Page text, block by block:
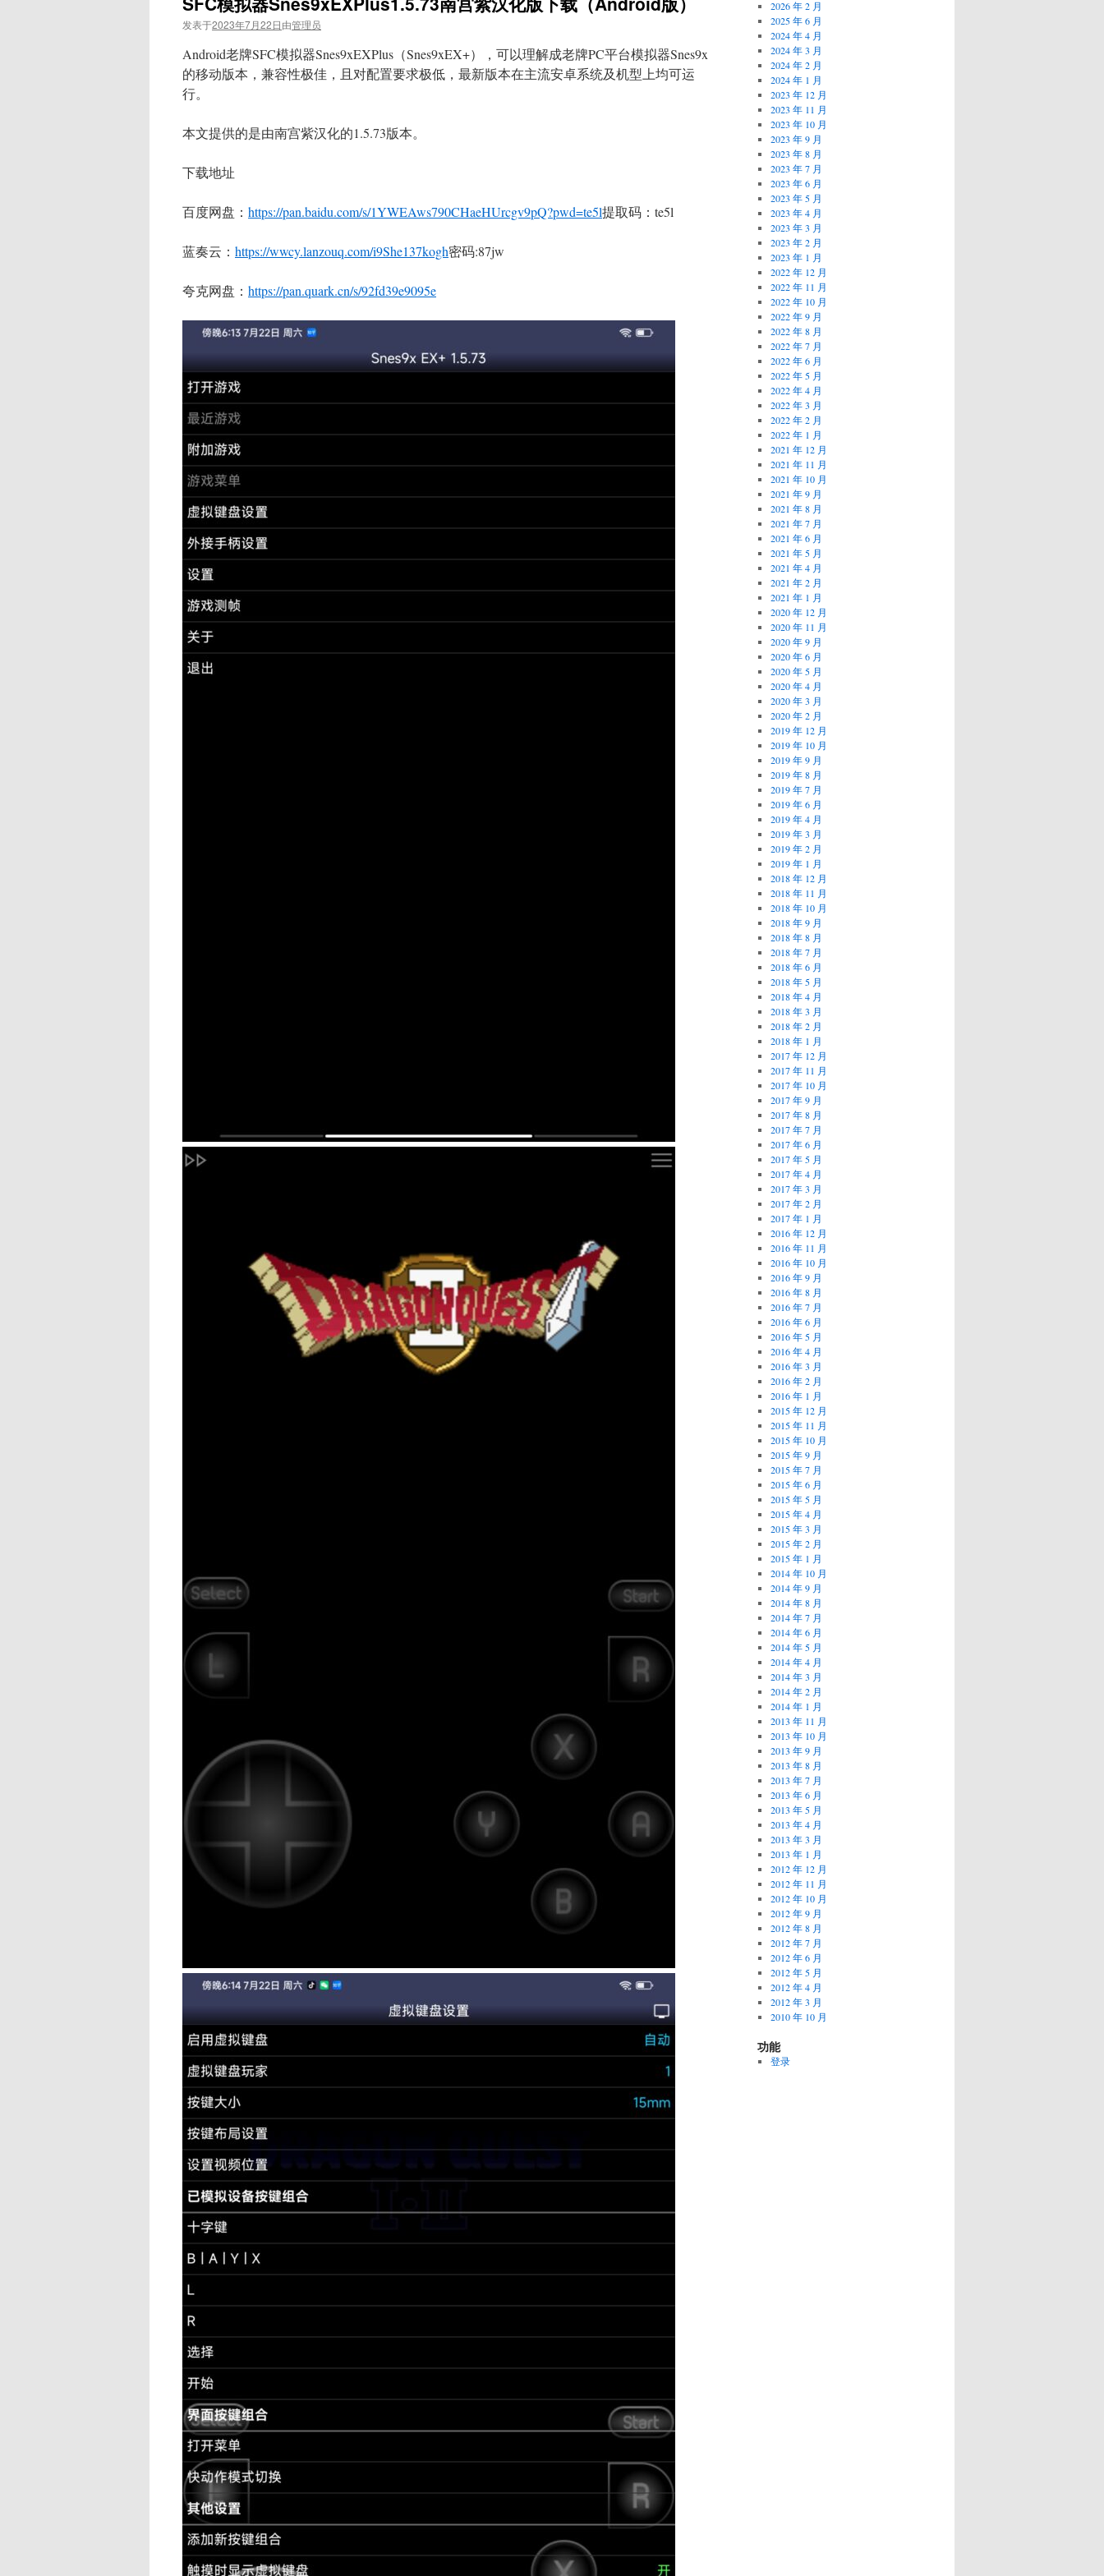
发表于2023年7月22日由管理员
Android老牌SFC模拟器Snes9xEXPlus（Snes9xEX+），可以理解成老牌PC平台模拟器Snes9x
的移动版本，兼容性极佳，且对配置要求极低，最新版本在主流安卓系统及机型上均可运
行。
本文提供的是由南宫紫汉化的1.5.73版本。
下载地址
百度网盘： https://pan.baidu.com/s/1YWEAws790CHaeHUrcgv9pQ?pwd=te5l提取码：te5l
蓝奏云： https://wwcy.lanzouq.com/i9She137kogh密码:87jw
夸克网盘： https://pan.quark.cn/s/92fd39e9095e
2026 年 2 月
2025 年 6 月
2024 年 4 月
2024 年 3 月
2024 年 2 月
2024 年 1 月
2023 年 12 月
2023 年 11 月
2023 年 10 月
2023 年 9 月
2023 年 8 月
2023 年 7 月
2023 年 6 月
2023 年 5 月
2023 年 4 月
2023 年 3 月
2023 年 2 月
2023 年 1 月
2022 年 12 月
2022 年 11 月
2022 年 10 月
2022 年 9 月
2022 年 8 月
2022 年 7 月
2022 年 6 月
2022 年 5 月
2022 年 4 月
2022 年 3 月
2022 年 2 月
2022 年 1 月
2021 年 12 月
2021 年 11 月
2021 年 10 月
2021 年 9 月
2021 年 8 月
2021 年 7 月
2021 年 6 月
2021 年 5 月
2021 年 4 月
2021 年 2 月
2021 年 1 月
2020 年 12 月
2020 年 11 月
2020 年 9 月
2020 年 6 月
2020 年 5 月
2020 年 4 月
2020 年 3 月
2020 年 2 月
2019 年 12 月
2019 年 10 月
2019 年 9 月
2019 年 8 月
2019 年 7 月
2019 年 6 月
2019 年 4 月
2019 年 3 月
2019 年 2 月
2019 年 1 月
2018 年 12 月
2018 年 11 月
2018 年 10 月
2018 年 9 月
2018 年 8 月
2018 年 7 月
2018 年 6 月
2018 年 5 月
2018 年 4 月
2018 年 3 月
2018 年 2 月
2018 年 1 月
2017 年 12 月
2017 年 11 月
2017 年 10 月
2017 年 9 月
2017 年 8 月
2017 年 7 月
2017 年 6 月
2017 年 5 月
2017 年 4 月
2017 年 3 月
2017 年 2 月
2017 年 1 月
2016 年 12 月
2016 年 11 月
2016 年 10 月
2016 年 9 月
2016 年 8 月
2016 年 7 月
2016 年 6 月
2016 年 5 月
2016 年 4 月
2016 年 3 月
2016 年 2 月
2016 年 1 月
2015 年 12 月
2015 年 11 月
2015 年 10 月
2015 年 9 月
2015 年 7 月
2015 年 6 月
2015 年 5 月
2015 年 4 月
2015 年 3 月
2015 年 2 月
2015 年 1 月
2014 年 10 月
2014 年 9 月
2014 年 8 月
2014 年 7 月
2014 年 6 月
2014 年 5 月
2014 年 4 月
2014 年 3 月
2014 年 2 月
2014 年 1 月
2013 年 11 月
2013 年 10 月
2013 年 9 月
2013 年 8 月
2013 年 7 月
2013 年 6 月
2013 年 5 月
2013 年 4 月
2013 年 3 月
2013 年 1 月
2012 年 12 月
2012 年 11 月
2012 年 10 月
2012 年 9 月
2012 年 8 月
2012 年 7 月
2012 年 6 月
2012 年 5 月
2012 年 4 月
2012 年 3 月
2010 年 10 月
功能
登录